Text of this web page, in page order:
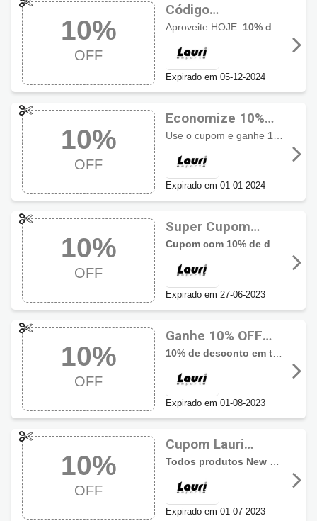
10%
OFF
Código
promocional Lauri
Esporte
Aproveite HOJE: 10% de desconto em produtos On Running
Expirado em 05-12-2024
10%
OFF
Economize 10%
OFF usando
cupom Lauri
Esporte
Use o cupom e ganhe 10% de desconto em tênis On Running na Lauri Esporte
Expirado em 01-01-2024
10%
OFF
Super Cupom
Lauri Esporte com
10% OFF
Cupom com 10% de desconto de Dia dos Namorados na Lauri Esporte
Expirado em 27-06-2023
10%
OFF
Ganhe 10% OFF
em produtos
Salomon com
cupom Lauri
Esporte
Expirado em 01-08-2023
10%
OFF
Cupom Lauri
Esporte com 10%
OFF na linha New
Balance
Expirado em 01-07-2023